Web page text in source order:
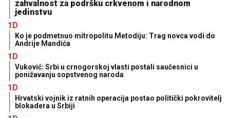
zahvalnost za podršku crkvenom i narodnom
jedinstvu
1D
Ko je podmetnuo mitropolitu Metodiju: Trag novca vodi do
Andrije Mandića
1D
Vuković: Srbi u crnogorskoj vlasti postali saučesnici u
ponižavanju sopstvenog naroda
1D
Hrvatski vojnik iz ratnih operacija postao politički pokrovitelj
blokadera u Srbiji